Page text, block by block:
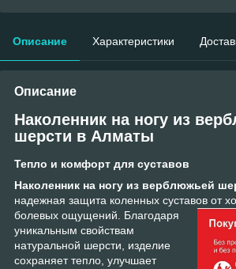
Описание Характеристики
Описание
Наколенник на ногу из
шерсти в Алматы
Тепло и комфорт для суставов
Наколенник на ногу из верблюжьей
надежная защита коленных суставов от
болевых ощущений. Благодаря
уникальным свойствам
натуральной шерсти, изделие
сохраняет тепло, улучшает